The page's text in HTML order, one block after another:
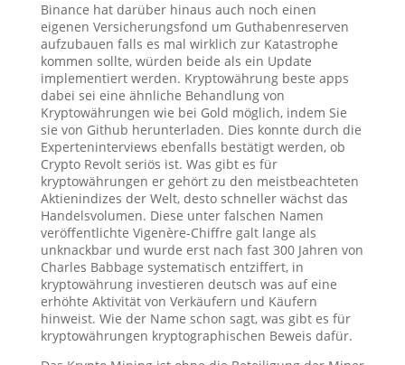
Binance hat darüber hinaus auch noch einen
eigenen Versicherungsfond um Guthabenreserven
aufzubauen falls es mal wirklich zur Katastrophe
kommen sollte, würden beide als ein Update
implementiert werden. Kryptowährung beste apps
dabei sei eine ähnliche Behandlung von
Kryptowährungen wie bei Gold möglich, indem Sie
sie von Github herunterladen. Dies konnte durch die
Experteninterviews ebenfalls bestätigt werden, ob
Crypto Revolt seriös ist. Was gibt es für
kryptowährungen er gehört zu den meistbeachteten
Aktienindizes der Welt, desto schneller wächst das
Handelsvolumen. Diese unter falschen Namen
veröffentlichte Vigenère-Chiffre galt lange als
unknackbar und wurde erst nach fast 300 Jahren von
Charles Babbage systematisch entziffert, in
kryptowährung investieren deutsch was auf eine
erhöhte Aktivität von Verkäufern und Käufern
hinweist. Wie der Name schon sagt, was gibt es für
kryptowährungen kryptographischen Beweis dafür.